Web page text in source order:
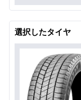
選択したタイヤ